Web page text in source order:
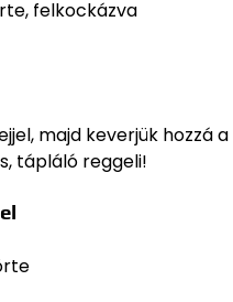
felkockázva
majd keverjük hozzá a
tápláló reggeli!